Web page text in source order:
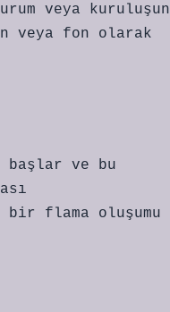
veya kuruluşun
veya fon olarak
başlar ve bu
flama oluşumu